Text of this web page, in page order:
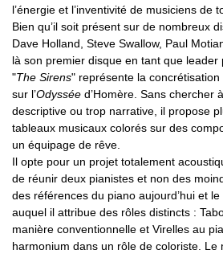
l’énergie et l’inventivité de musiciens de
Bien qu’il soit présent sur de nombreux
Dave Holland, Steve Swallow, Paul
là son premier disque en tant que leader
"The Sirens" représente la concrétisation
sur l’Odyssée d’Homère. Sans chercher
descriptive ou trop narrative, il propose
tableaux musicaux colorés sur des
un équipage de rêve.
Il opte pour un projet totalement
de réunir deux pianistes et non des
des références du piano aujourd’hui et le
auquel il attribue des rôles distincts :
manière conventionnelle et Virelles au
harmonium dans un rôle de coloriste. Le